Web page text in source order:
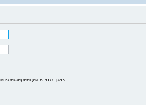
конференции в этот раз